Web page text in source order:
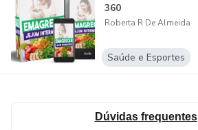
360
Roberta R De Almeida
Saúde e Esportes
Dúvidas frequentes